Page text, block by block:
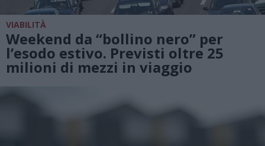
VIABILITÀ
Weekend da “bollino nero” per
l’esodo estivo. Previsti oltre 25
milioni di mezzi in viaggio